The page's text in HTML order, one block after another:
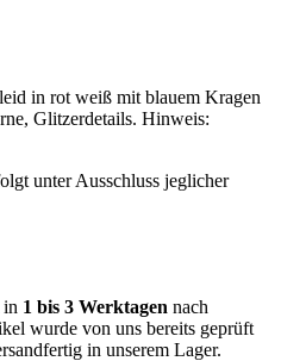
in rot weiß mit blauem Kragen
Glitzerdetails. Hinweis:
unter Ausschluss jeglicher
in 1 bis 3 Werktagen nach
wurde von uns bereits geprüft
in unserem Lager.